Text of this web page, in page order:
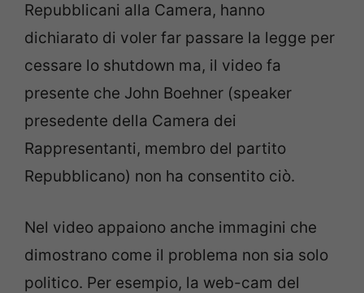
Repubblicani alla Camera, hanno
dichiarato di voler far passare la legge per
cessare lo shutdown ma, il video fa
presente che John Boehner (speaker
presedente della Camera dei
Rappresentanti, membro del partito
Repubblicano) non ha consentito ciò.
Nel video appaiono anche immagini che
dimostrano come il problema non sia solo
politico. Per esempio, la web-cam del